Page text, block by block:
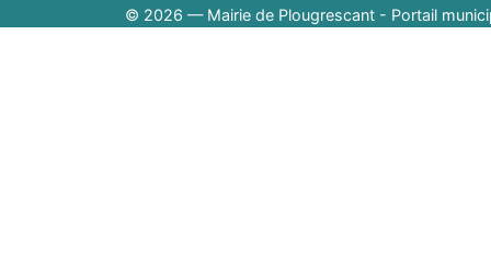
© 2026 — Mairie de Plougrescant - Portail